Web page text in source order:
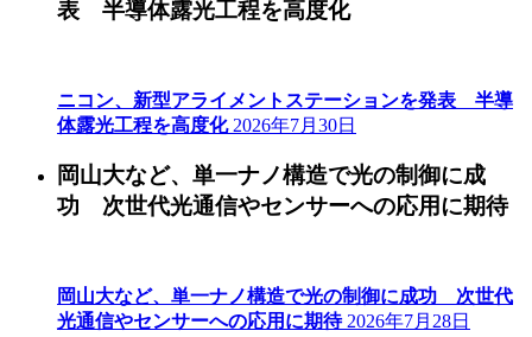
表 半導体露光工程を高度化
ニコン、新型アライメントステーションを発表 半導
体露光工程を高度化 2026年7月30日
岡山大など、単一ナノ構造で光の制御に成
功 次世代光通信やセンサーへの応用に期待
岡山大など、単一ナノ構造で光の制御に成功 次世代
光通信やセンサーへの応用に期待 2026年7月28日